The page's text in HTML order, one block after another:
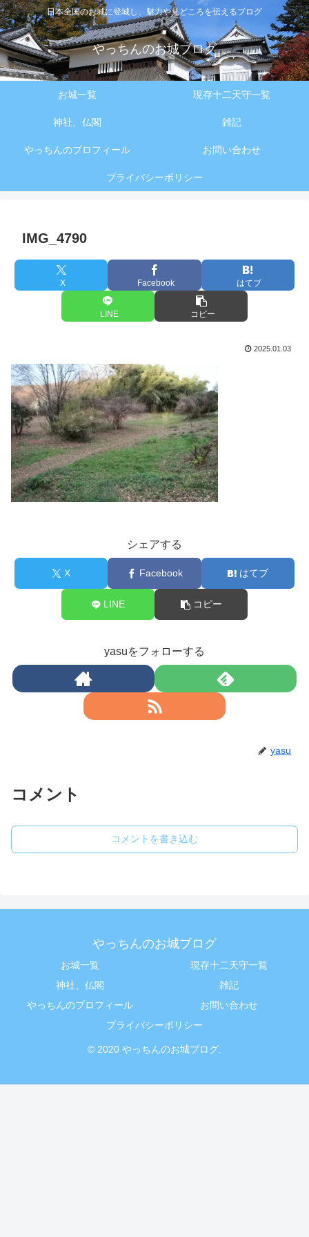
日本全国のお城に登城し、魅力や見どころを伝えるブログ
やっちんのお城ブログ
お城一覧 現存十二天守一覧
神社、仏閣 雑記
やっちんのプロフィール お問い合わせ
プライバシーポリシー
IMG_4790
X Facebook はてブ
LINE コピー
2025.01.03
シェアする
X Facebook はてブ
LINE コピー
yasuをフォローする
yasu
コメント
コメントを書き込む
やっちんのお城ブログ
お城一覧
現存十二天守一覧
神社、仏閣
雑記
やっちんのプロフィール
お問い合わせ
プライバシーポリシー
© 2020 やっちんのお城ブログ.